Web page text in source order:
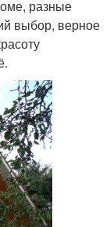
разные
выбор, верное